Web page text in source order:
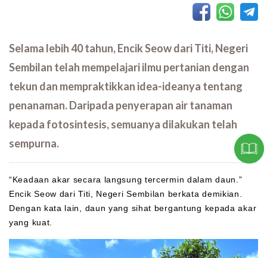
Selama lebih 40 tahun, Encik Seow dari Titi, Negeri
Sembilan telah mempelajari ilmu pertanian dengan
tekun dan mempraktikkan idea-ideanya tentang
penanaman. Daripada penyerapan air tanaman
kepada fotosintesis, semuanya dilakukan telah
sempurna.
“Keadaan akar secara langsung tercermin dalam daun.”
Encik Seow dari Titi, Negeri Sembilan berkata demikian.
Dengan kata lain, daun yang sihat bergantung kepada akar
yang kuat.